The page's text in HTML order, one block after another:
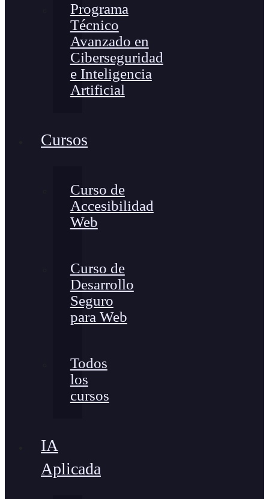
Programa
Técnico
Avanzado en
Ciberseguridad
e Inteligencia
Artificial
Cursos
Curso de
Accesibilidad
Web
Curso de
Desarrollo
Seguro
para Web
Todos
los
cursos
IA
Aplicada